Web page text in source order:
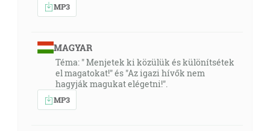
12:40
prebýva vo vás, tak tedy ten, ktorý vzkriesil Krista
Ježiša z mŕtvych, oživí aj vaše smrteľné telá skrze
svojho Ducha, ktorý prebýva vo vás. [Rm 8:11]
MP3
MAGYAR
Téma: " Menjetek ki közülük és különítsétek
el magatokat!" és "Az igazi hívők nem
hagyják magukat elégetni!".
MP3